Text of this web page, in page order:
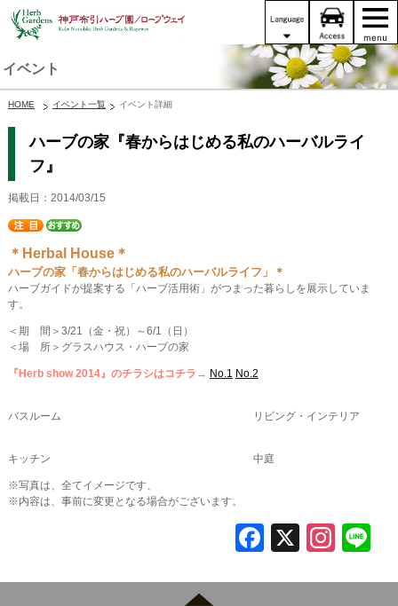
イベント
HOME イベント一覧 イベント詳細
ハーブの家『春からはじめる私のハーバルライ
フ』
掲載日：2014/03/15
＊Herbal House＊
ハーブの家「春からはじめる私のハーバルライフ」＊
ハーブガイドが提案する「ハーブ活用術」がつまった暮らしを展示していま
す。
＜期 間＞3/21（金・祝）～6/1（日）
＜場 所＞グラスハウス・ハーブの家
『Herb show 2014』のチラシはコチラ→ No.1 No.2
バスルーム リビング・インテリア
キッチン 中庭
※写真は、全てイメージです、
※内容は、事前に変更となる場合がございます。
F X In